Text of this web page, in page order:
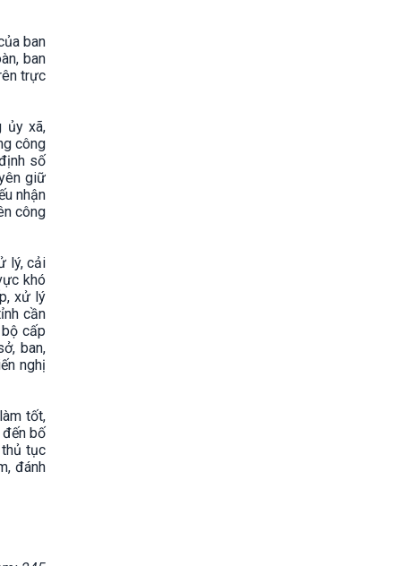
ban
ban
trực
ủy xã,
công
số
giữ
nhận
công
lý, cải
khó
xử lý
cần
cấp
ban,
nghị
tốt,
bố
tục
đánh